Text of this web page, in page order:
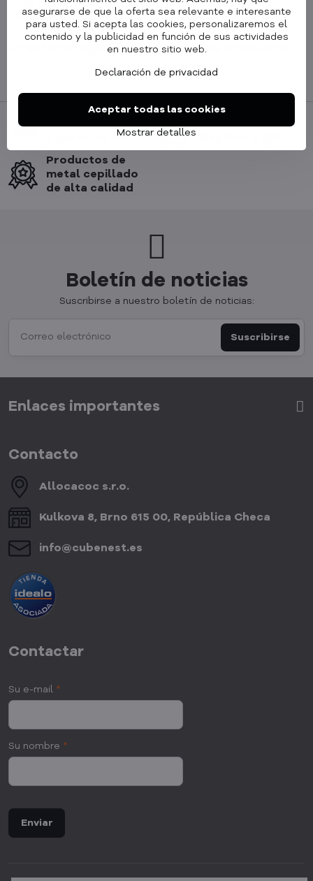
užijte si pohodlí a výhody, které s sebounová generace
PowerCube přináší.
a partir de 100 €
Compatible con
Productos de
metal cepillado
de alta calidad
Boletín de noticias
Suscribirse a nuestro boletín de noticias:
Suscribirse
Enlaces importantes
Contacto
Allocacoc s​.r​.o​.
Kulkova 8, Brno 615 00, República Checa
info​@cubenest​.es
Contactar
Su e-mail *
Su nombre *
Enviar
asegurarse de que la oferta sea relevante e interesante
para usted. Si acepta las cookies, personalizaremos el
contenido y la publicidad en función de sus actividades
en nuestro sitio web.
Declaración de privacidad
Mostrar detalles
Aceptar todas las cookies